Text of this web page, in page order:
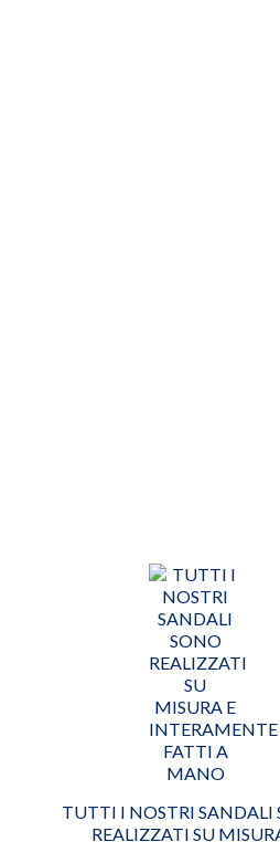
TUTTI I NOSTRI SANDALI
REALIZZATI SU